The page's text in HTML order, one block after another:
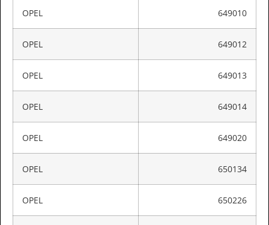
OPEL 649010
OPEL 649012
OPEL 649013
OPEL 649014
OPEL 649020
OPEL 650134
OPEL 650226